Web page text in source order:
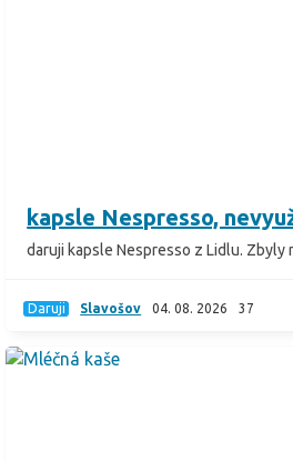
kapsle Nespresso,
daruji kapsle Nespresso z Lidlu. Zbyly
Daruji Slavošov 04. 08. 2026 37